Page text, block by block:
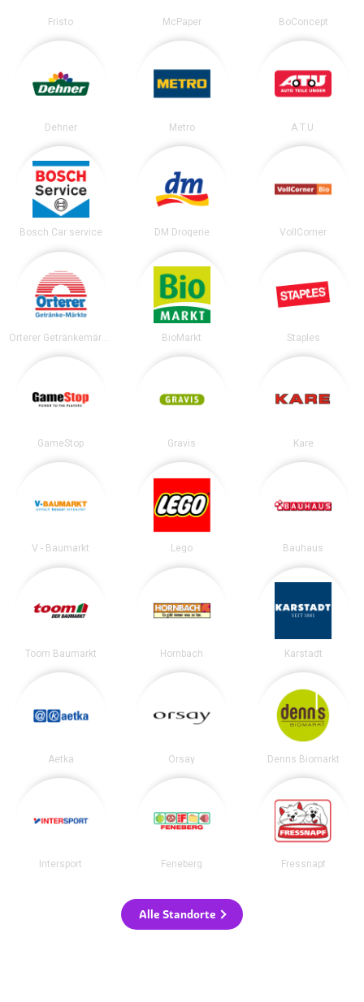
Fristo McPaper BoConcept
Dehner Metro A.T.U.
Bosch Car service DM Drogerie VollCorner
Orterer Getränkemärkte BioMarkt Staples
GameStop Gravis Kare
V - Baumarkt Lego Bauhaus
Toom Baumarkt Hornbach Karstadt
Aetka Orsay Denns Biomarkt
Intersport Feneberg Fressnapf
Alle Standorte